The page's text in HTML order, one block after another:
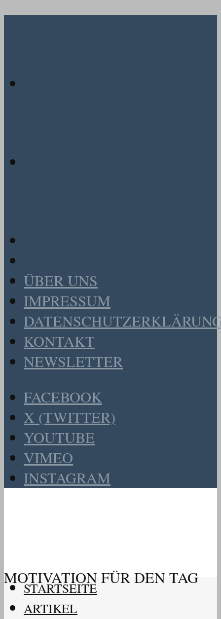
ÜBER UNS
IMPRESSUM
KONTAKT
NEWSLETTER
FACEBOOK
X (TWITTER)
YOUTUBE
VIMEO
INSTAGRAM
MOTIVATION FÜR DEN TAG
STARTSEITE
ARTIKEL